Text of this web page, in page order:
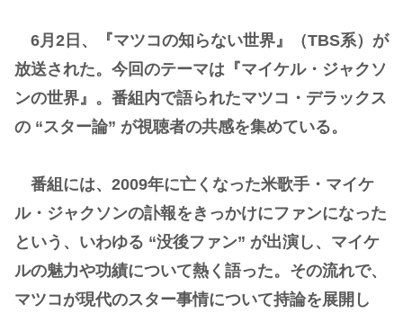
6月2日、『マツコの知らない世界』（TBS系）が
放送された。今回のテーマは『マイケル・ジャクソ
ンの世界』。番組内で語られたマツコ・デラックス
の “スター論” が視聴者の共感を集めている。
番組には、2009年に亡くなった米歌手・マイケ
ル・ジャクソンの訃報をきっかけにファンになった
という、いわゆる “没後ファン” が出演し、マイケ
ルの魅力や功績について熱く語った。その流れで、
マツコが現代のスター事情について持論を展開し